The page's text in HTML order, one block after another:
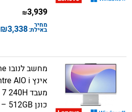
3,939
₪
מחיר
באילת:3,338
₪
כונן 512GB – צבע Cloud Grey